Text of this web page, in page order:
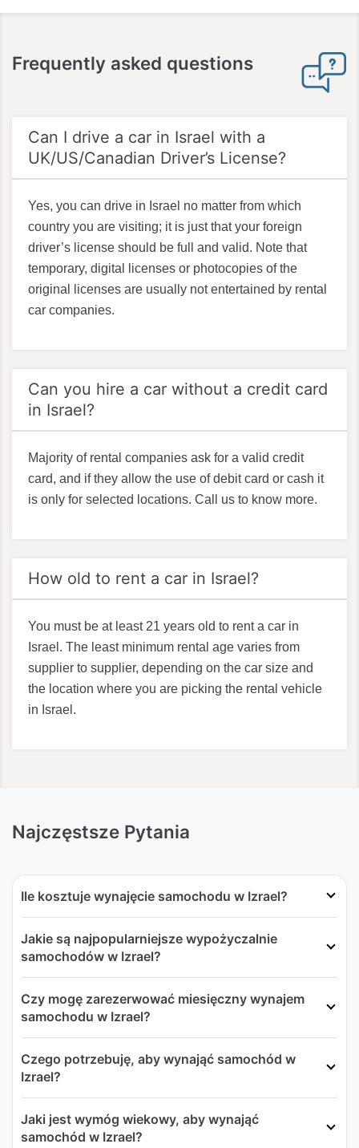
Frequently asked questions
Can I drive a car in Israel with a
UK/US/Canadian Driver’s License?
Yes, you can drive in Israel no matter from which
country you are visiting; it is just that your foreign
driver’s license should be full and valid. Note that
temporary, digital licenses or photocopies of the
original licenses are usually not entertained by rental
car companies.
Can you hire a car without a credit card
in Israel?
Majority of rental companies ask for a valid credit
card, and if they allow the use of debit card or cash it
is only for selected locations. Call us to know more.
How old to rent a car in Israel?
You must be at least 21 years old to rent a car in
Israel. The least minimum rental age varies from
supplier to supplier, depending on the car size and
the location where you are picking the rental vehicle
in Israel.
Najczęstsze Pytania
Ile kosztuje wynajęcie samochodu w Izrael?
Jakie są najpopularniejsze wypożyczalnie
samochodów w Izrael?
Czy mogę zarezerwować miesięczny wynajem
samochodu w Izrael?
Czego potrzebuję, aby wynająć samochód w
Izrael?
Jaki jest wymóg wiekowy, aby wynająć
samochód w Izrael?